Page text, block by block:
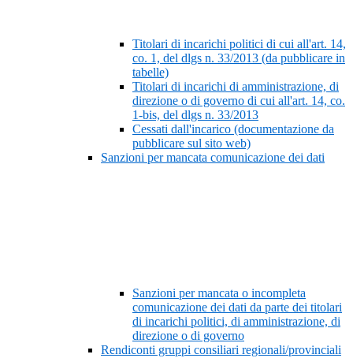
Titolari di incarichi politici di cui all'art. 14,
co. 1, del dlgs n. 33/2013 (da pubblicare in
tabelle)
Titolari di incarichi di amministrazione, di
direzione o di governo di cui all'art. 14, co.
1-bis, del dlgs n. 33/2013
Cessati dall'incarico (documentazione da
pubblicare sul sito web)
Sanzioni per mancata comunicazione dei dati
Sanzioni per mancata o incompleta
comunicazione dei dati da parte dei titolari
di incarichi politici, di amministrazione, di
direzione o di governo
Rendiconti gruppi consiliari regionali/provinciali